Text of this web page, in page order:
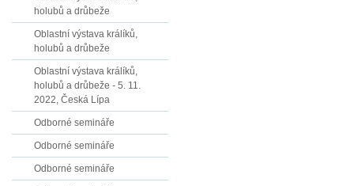
holubů a drůbeže
Oblastní výstava králíků,
holubů a drůbeže
Oblastní výstava králíků,
holubů a drůbeže - 5. 11.
2022, Česká Lípa
Odborné semináře
Odborné semináře
Odborné semináře